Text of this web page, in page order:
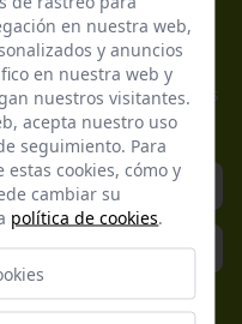
boletines
te pierdas nuestras ofertas
en nuestra web,
y anuncios
en nuestra web y
nuestros visitantes.
acepta nuestro uso
seguimiento. Para
cookies, cómo y
cambiar su
política de cookies.